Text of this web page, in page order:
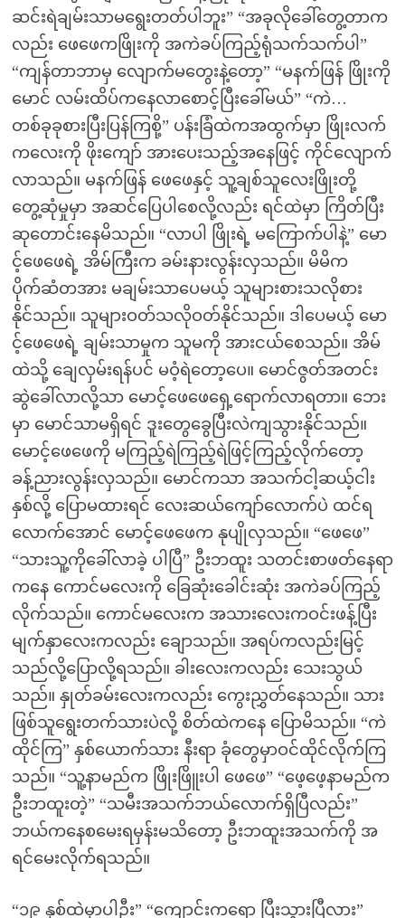
ဆင်းရဲချမ်းသာမရွေးတတ်ပါဘူး” “အခုလိုခေါ်တွေ့တာက
လည်း ဖေဖေကဖြိုးကို အကဲခပ်ကြည့်ရုံသက်သက်ပါ”
“ကျန်တာဘာမှ လျောက်မတွေးနဲ့တော့” “မနက်ဖြန် ဖြိုးကို
မောင် လမ်းထိပ်ကနေလာစောင့်ပြီးခေါ်မယ်” “ကဲ…
တစ်ခုခုစားပြီးပြန်ကြစို့” ပန်းခြံထဲကအထွက်မှာ ဖြိုးလက်
ကလေးကို ဖိုးကျော် အားပေးသည့်အနေဖြင့် ကိုင်လျောက်
လာသည်။ မနက်ဖြန် ဖေဖေနှင့် သူ့ချစ်သူလေးဖြိုးတို့
တွေ့ဆုံမှုမှာ အဆင်ပြေပါစေလို့လည်း ရင်ထဲမှာ ကြိတ်ပြီး
ဆုတောင်းနေမိသည်။ “လာပါ ဖြိုးရဲ့ မကြောက်ပါနဲ့” မော
င့်ဖေဖေရဲ့ အိမ်ကြီးက ခမ်းနားလွန်းလှသည်။ မိမိက
ပိုက်ဆံတအား မချမ်းသာပေမယ့် သူများစားသလိုစား
နိုင်သည်။ သူများဝတ်သလိုဝတ်နိုင်သည်။ ဒါပေမယ့် မော
င့်ဖေဖေရဲ့ ချမ်းသာမှုက သူမကို အားငယ်စေသည်။ အိမ်
ထဲသို့ ချေလှမ်းရန်ပင် မဝံ့ရဲတော့ပေ။ မောင်ဇွတ်အတင်း
ဆွဲခေါ်လာလို့သာ မောင့်ဖေဖေရှေ့ရောက်လာရတာ။ ဘေး
မှာ မောင်သာမရှိရင် ဒူးတွေခွေပြီးလဲကျသွားနိုင်သည်။
မောင့်ဖေဖေကို မကြည့်ရဲကြည့်ရဲဖြင့်ကြည့်လိုက်တော့
ခန့်ညားလွန်းလှသည်။ မောင်ကသာ အသက်ငါ့ဆယ့်ငါး
နှစ်လို့ ပြောမထားရင် လေးဆယ်ကျော်လောက်ပဲ ထင်ရ
လောက်အောင် မောင့်ဖေဖေက နုပျိုလှသည်။ “ဖေဖေ”
“သားသူ့ကိုခေါ်လာခဲ့ ပါပြီ” ဦးဘထူး သတင်းစာဖတ်နေရာ
ကနေ ကောင်မလေးကို ခြေဆုံးခေါင်းဆုံး အကဲခပ်ကြည့်
လိုက်သည်။ ကောင်မလေးက အသားလေးကဝင်းဖန့်ပြီး
မျက်နှာလေးကလည်း ချောသည်။ အရပ်ကလည်းမြင့်
သည်လို့ပြောလို့ရသည်။ ခါးလေးကလည်း သေးသွယ်
သည်။ နှုတ်ခမ်းလေးကလည်း ကွေးညွှတ်နေသည်။ သား
ဖြစ်သူရွေးတက်သားပဲလို့ စိတ်ထဲကနေ ပြောမိသည်။ “ကဲ
ထိုင်ကြ” နှစ်ယောက်သား နီးရာ ခုံတွေမှာဝင်ထိုင်လိုက်ကြ
သည်။ “သူ့နာမည်က ဖြိုးဖြိူးပါ ဖေဖေ” “ဖေ့ဖေ့နာမည်က
ဦးဘထူးတဲ့” “သမီးအသက်ဘယ်လောက်ရှိပြီလည်း”
ဘယ်ကနေစမေးရမှန်းမသိတော့ ဦးဘထူးအသက်ကို အ
ရင်မေးလိုက်ရသည်။
“၁၉ နှစ်ထဲမှာပါဦး” “ကျောင်းကရော ပြီးသွားပြီလား”